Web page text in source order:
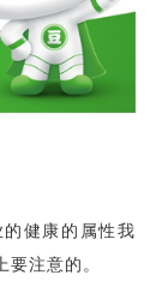
健康的属性我
注意的。